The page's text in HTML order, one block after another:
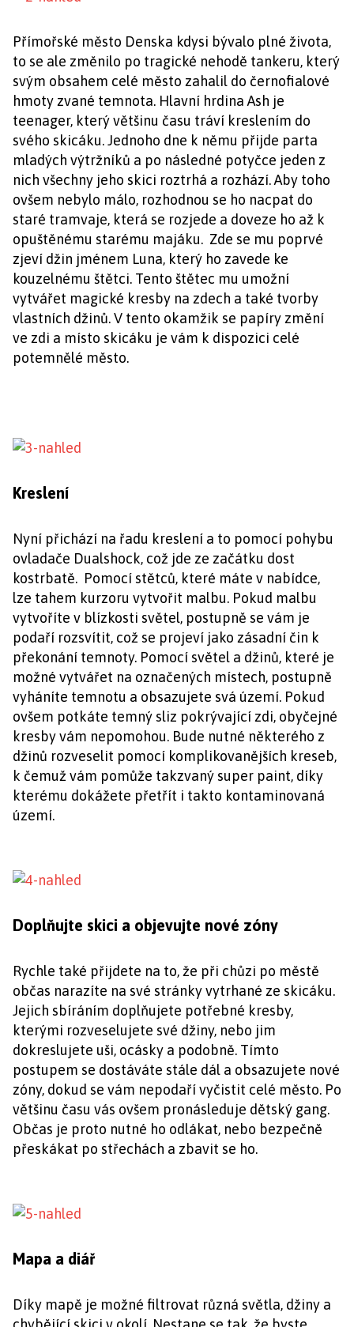
Přímořské město Denska kdysi bývalo plné života,
to se ale změnilo po tragické nehodě tankeru, který
svým obsahem celé město zahalil do černofialové
hmoty zvané temnota. Hlavní hrdina Ash je
teenager, který většinu času tráví kreslením do
svého skicáku. Jednoho dne k němu přijde parta
mladých výtržníků a po následné potyčce jeden z
nich všechny jeho skici roztrhá a rozhází. Aby toho
ovšem nebylo málo, rozhodnou se ho nacpat do
staré tramvaje, která se rozjede a doveze ho až k
opuštěnému starému majáku. Zde se mu poprvé
zjeví džin jménem Luna, který ho zavede ke
kouzelnému štětci. Tento štětec mu umožní
vytvářet magické kresby na zdech a také tvorby
vlastních džinů. V tento okamžik se papíry změní
ve zdi a místo skicáku je vám k dispozici celé
potemnělé město.
Kreslení
Nyní přichází na řadu kreslení a to pomocí pohybu
ovladače Dualshock, což jde ze začátku dost
kostrbatě. Pomocí stětců, které máte v nabídce,
lze tahem kurzoru vytvořit malbu. Pokud malbu
vytvoříte v blízkosti světel, postupně se vám je
podaří rozsvítit, což se projeví jako zásadní čin k
překonání temnoty. Pomocí světel a džinů, které je
možné vytvářet na označených místech, postupně
vyháníte temnotu a obsazujete svá území. Pokud
ovšem potkáte temný sliz pokrývající zdi, obyčejné
kresby vám nepomohou. Bude nutné některého z
džinů rozveselit pomocí komplikovanějších kreseb,
k čemuž vám pomůže takzvaný super paint, díky
kterému dokážete přetřít i takto kontaminovaná
území.
Doplňujte skici a objevujte nové zóny
Rychle také přijdete na to, že při chůzi po městě
občas narazíte na své stránky vytrhané ze skicáku.
Jejich sbíráním doplňujete potřebné kresby,
kterými rozveselujete své džiny, nebo jim
dokreslujete uši, ocásky a podobně. Tímto
postupem se dostáváte stále dál a obsazujete nové
zóny, dokud se vám nepodaří vyčistit celé město. Po
většinu času vás ovšem pronásleduje dětský gang.
Občas je proto nutné ho odlákat, nebo bezpečně
přeskákat po střechách a zbavit se ho.
Mapa a diář
Díky mapě je možné filtrovat různá světla, džiny a